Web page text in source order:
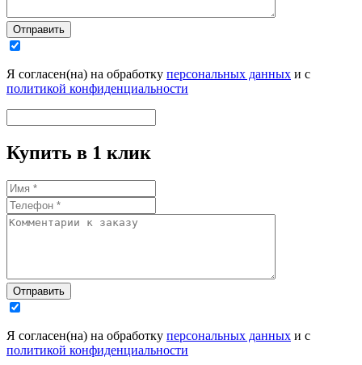
Отправить
Я согласен(на) на обработку персональных данных и с
политикой конфиденциальности
Купить в 1 клик
Отправить
Я согласен(на) на обработку персональных данных и с
политикой конфиденциальности